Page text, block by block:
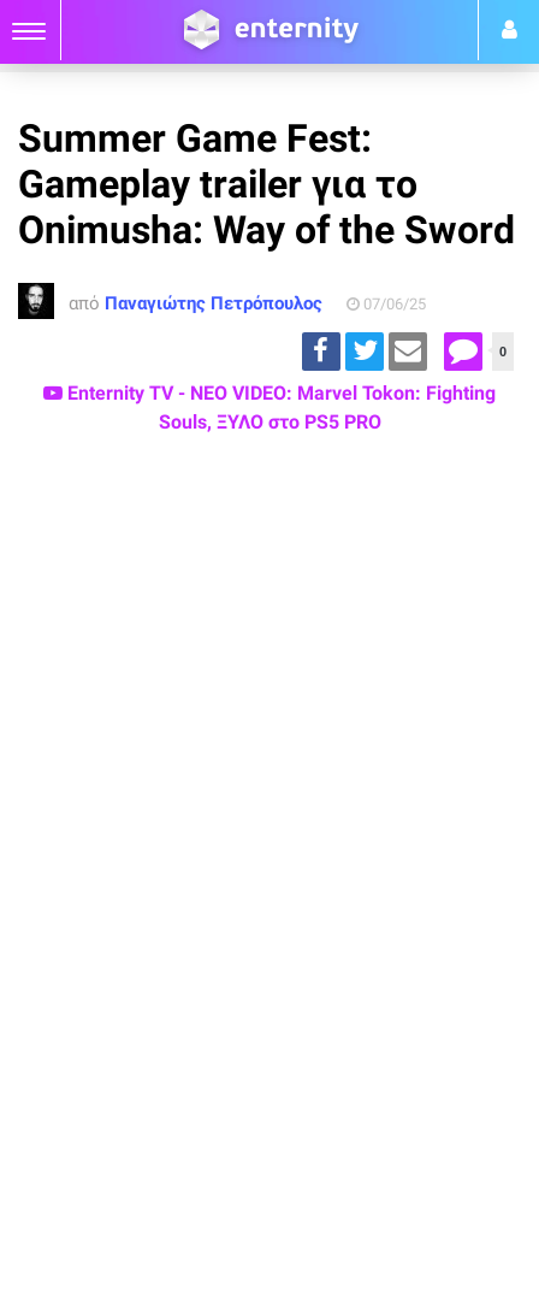
Summer Game Fest:
Gameplay trailer για το
Onimusha: Way of the Sword
από Παναγιώτης Πετρόπουλος 07/06/25
0
Enternity TV - ΝΕΟ VIDEO: Marvel Tokon: Fighting
Souls, ΞΥΛΟ στο PS5 PRO